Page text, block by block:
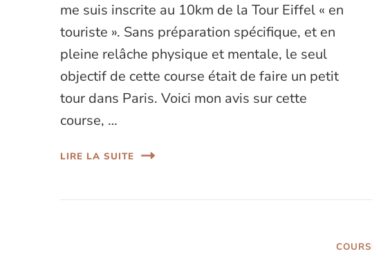
me suis inscrite au 10km de la Tour Eiffel « en
touriste ». Sans préparation spécifique, et en
pleine relâche physique et mentale, le seul
objectif de cette course était de faire un petit
tour dans Paris. Voici mon avis sur cette
course, …
LIRE LA SUITE